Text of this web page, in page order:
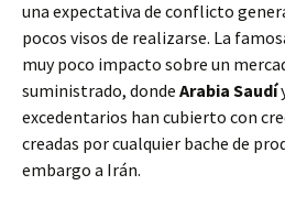
una expectativa de conflicto
pocos visos de realizarse. La
muy poco impacto sobre un
suministrado, donde Arabia Saudí
excedentarios han cubierto con
creadas por cualquier bache de
embargo a Irán.